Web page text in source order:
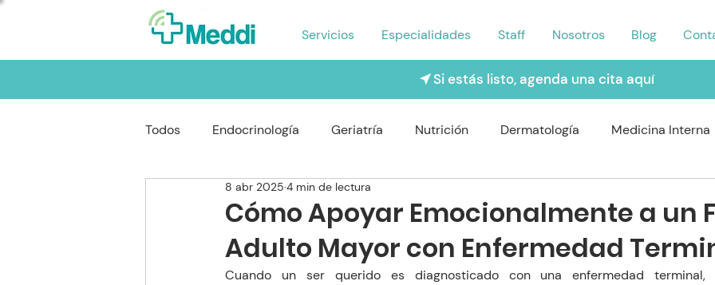
Servicios Especialidades Staff Nosotros Blog
Si estás listo, agenda una cita aquí
Todos Endocrinología Geriatría Nutrición Dermatología Medicina Interna
Reumatología Gastroenterología
Oftalmología Neumología Nefrologo Fisioterapia Enfermería y Cuidado
Cómo Apoyar Emocionalmente a un
Adulto Mayor con Enfermedad
8 abr 2025 4 min de lectura
Cuando un ser querido es diagnosticado con una enfermedad